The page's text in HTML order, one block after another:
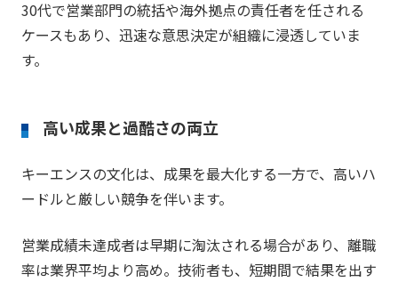
30代で営業部門の統括や海外拠点の責任者を任される
ケースもあり、迅速な意思決定が組織に浸透していま
す。
高い成果と過酷さの両立
キーエンスの文化は、成果を最大化する一方で、高いハ
ードルと厳しい競争を伴います。
営業成績未達成者は早期に淘汰される場合があり、離職
率は業界平均より高め。技術者も、短期間で結果を出す